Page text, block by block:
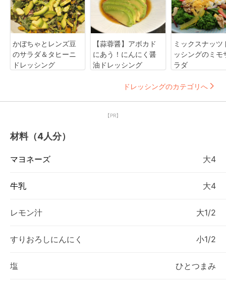
かぼちゃとレンズ豆
のサラダ＆タヒーニ
ドレッシング
【蒜蓉醤】アボカド
にあう！にんにく醤
油ドレッシング
ミックスナッツ
ッシングのミモ
ラダ
ドレッシングのカテゴリへ
【PR】
材料（4人分）
マヨネーズ 大4
牛乳 大4
レモン汁 大1/2
すりおろしにんにく 小1/2
塩 ひとつまみ